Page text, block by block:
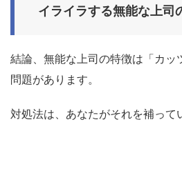
イライラする無能な上司
結論、無能な上司の特徴は「カッ
問題があります。
対処法は、あなたがそれを補って